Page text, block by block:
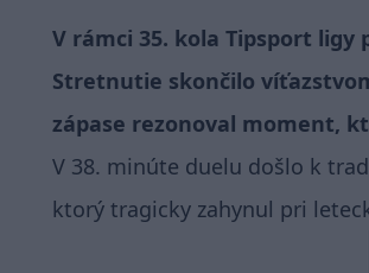
V rámci 35. kola Tipsport ligy
Stretnutie skončilo
zápase rezonoval moment,
V 38. minúte duelu došlo k
ktorý tragicky zahynul pri